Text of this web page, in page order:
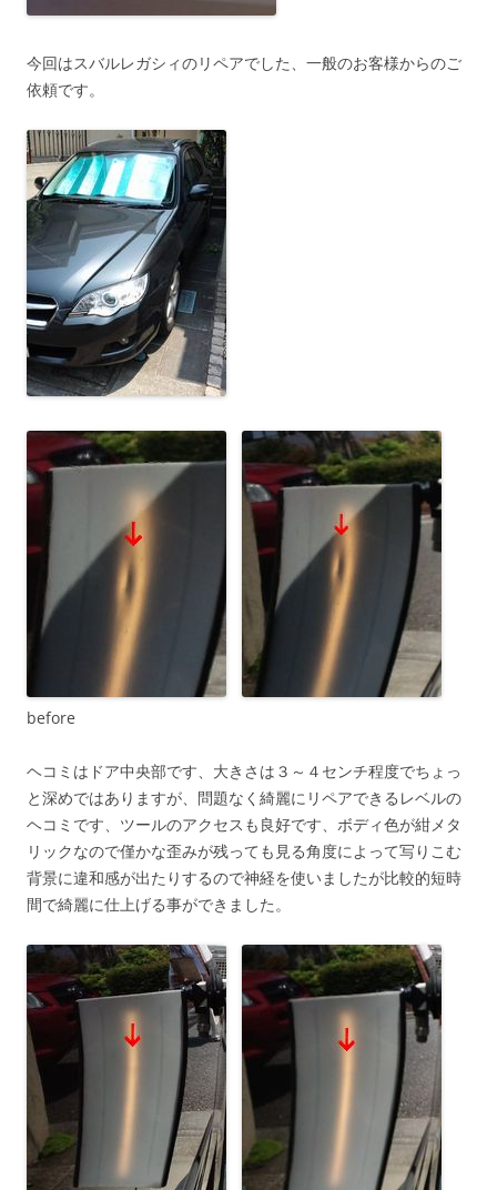
今回はスバルレガシィのリペアでした、一般のお客様からのご
依頼です。
before
ヘコミはドア中央部です、大きさは３～４センチ程度でちょっ
と深めではありますが、問題なく綺麗にリペアできるレベルの
ヘコミです、ツールのアクセスも良好です、ボディ色が紺メタ
リックなので僅かな歪みが残っても見る角度によって写りこむ
背景に違和感が出たりするので神経を使いましたが比較的短時
間で綺麗に仕上げる事ができました。